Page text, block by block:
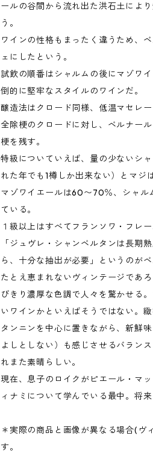
ールの谷間から流れ出た洪石土によ
う。
ワインの性格もまったく違うため、
ェにしたという。
試飲の順番はシャルムの後にマゾワ
倒的に堅牢なスタイルのワインだ。
醸造法はクロード同様、低温マセレ
全除梗のクロードに対し、ベルナー
梗を残す。
特級についていえば、量の少ないシ
れた年でも1樽しか出来ない）とマジ
マゾワイエールは60〜70％、シャ
ている。
１級以上はすべてフランソワ・フレ
「ジュヴレ・シャンベルタンは長期
ら、十分な抽出が必要」というのがベ
たとえ恵まれないヴィンテージであ
びきり濃厚な色調で人々を驚かせる
いワインかといえばそうではない。
タンニンを中心に置きながら、新鮮
よしとしない）も感じさせるバラン
れまた素晴らしい。
現在、息子のロイクがピエール・マ
ィナミについて学んでいる最中。将
＊実際の商品と画像が異なる場合(ヴ
す。